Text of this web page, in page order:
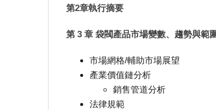
第2章執行摘要
第 3 章 袋閥產品市場變數、趨勢與範
市場網格/輔助市場展望
產業價值鏈分析
銷售管道分析
法律規範